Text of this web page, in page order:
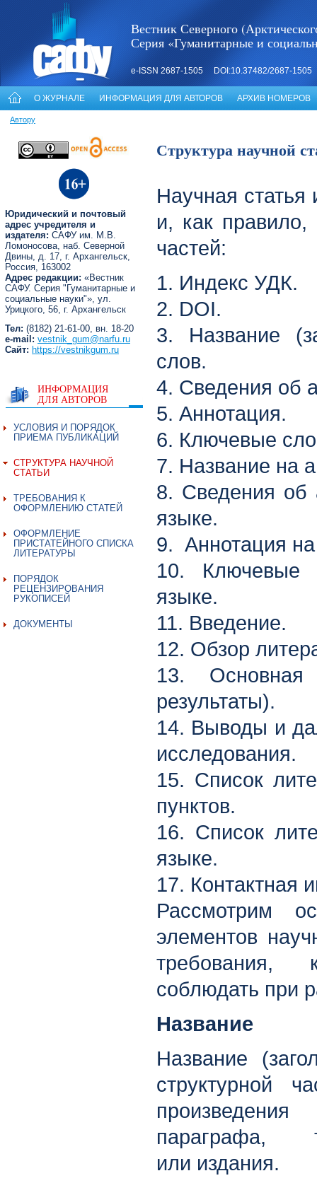
Вестник Северного
Серия «Гуманитарные и
e-ISSN 2687-1505 DOI:10.37482/2687-1505
О ЖУРНАЛЕ ИНФОРМАЦИЯ ДЛЯ АВТОРОВ АРХИВ НОМЕРОВ
Автору
Юридический и почтовый
адрес учредителя и
издателя: САФУ им. М.В.
Ломоносова, наб. Северной
Двины, д. 17, г. Архангельск,
Россия, 163002
Адрес редакции: «Вестник
САФУ. Серия "Гуманитарные и
социальные науки"», ул.
Урицкого, 56, г. Архангельск
Тел: (8182) 21-61-00, вн. 18-20
e-mail: vestnik_gum@narfu.ru
Сайт: https://vestnikgum.ru
ИНФОРМАЦИЯ
ДЛЯ АВТОРОВ
УСЛОВИЯ И ПОРЯДОК
ПРИЕМА ПУБЛИКАЦИЙ
СТРУКТУРА НАУЧНОЙ
СТАТЬИ
ТРЕБОВАНИЯ К
ОФОРМЛЕНИЮ СТАТЕЙ
ОФОРМЛЕНИЕ
ПРИСТАТЕЙНОГО СПИСКА
ЛИТЕРАТУРЫ
ПОРЯДОК
РЕЦЕНЗИРОВАНИЯ
РУКОПИСЕЙ
ДОКУМЕНТЫ
Структура научной
Научная статья
и, как
частей:
1. Индекс УДК.
2. DOI.
3. Название
слов.
4. Сведения об
5. Аннотация.
6. Ключевые
7. Название на
8. Сведения об
языке.
9. Аннотация
10. Ключевые
языке.
11. Введение.
12. Обзор
13. Основная
результаты).
14. Выводы и
исследования.
15. Список
пунктов.
16. Список
языке.
17. Контактная
Рассмотрим
элементов
требования,
соблюдать при
Название
Название
структурной
или издания.